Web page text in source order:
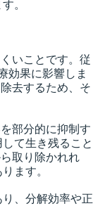
。
いことです。従
効果に影響しま
去するため、そ
部分的に抑制す
て生き残ること
取り除かれれ
ます。
、分解効率や正